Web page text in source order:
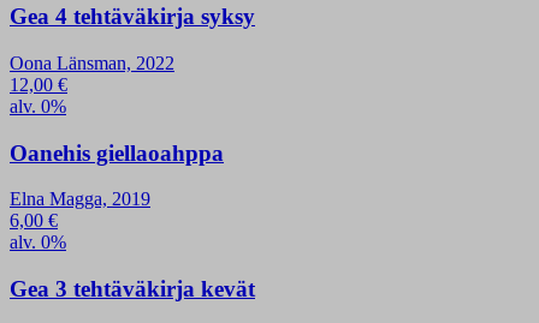
Gea 4 tehtäväkirja syksy
Oona Länsman, 2022
12,00 €
alv. 0%
Oanehis giellaoahppa
Elna Magga, 2019
6,00 €
alv. 0%
Gea 3 tehtäväkirja kevät